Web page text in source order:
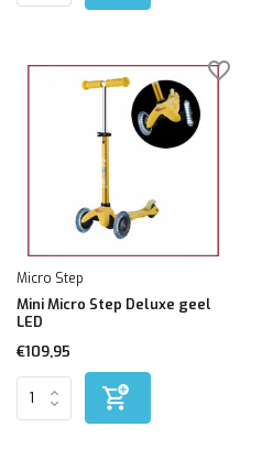
Micro Step
Mini Micro Step Deluxe geel
LED
€109,95